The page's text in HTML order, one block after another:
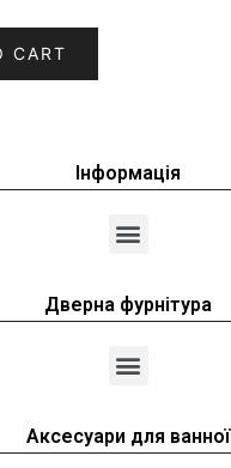
CART
Інформація
Дверна фурнітура
Аксесуари для ванної